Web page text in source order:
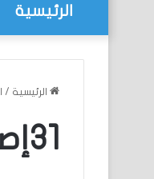
الرئيسية
الرئيسية /
31إصابة جديدة وشفاء34